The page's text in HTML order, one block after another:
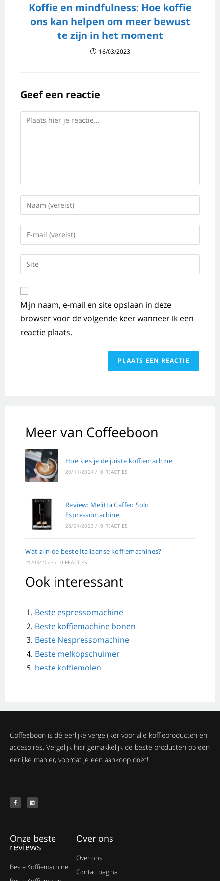
Koffie en mindfulness: Hoe koffie
ons kan helpen om meer bewust
te zijn in het moment
16/03/2023
Geef een reactie
Mijn naam, e-mail en site opslaan in deze
browser voor de volgende keer wanneer ik een
reactie plaats.
Meer van Coffeeboon
Hoe kies je de juiste koffiemachine
20/11/2024 / 0 REACTIES
Review: Melitta Caffeo Solo
Espressomachine
28/04/2023 / 0 REACTIES
Wat zijn de beste Italiaanse koffiemachines?
21/03/2023 / 0 REACTIES
Ook interessant
Beste espressomachine
Beste koffiemachine bonen
Beste Nespressomachine
Beste melkopschuimer
beste koffiemolen
Coffeeboon is dé eerlijke vergelijker voor alle koffieproducten en
accesoires. Vergelijk hier gemakkelijk de beste producten op een
eerlijke manier, voordat je een aankoop doet!
Onze beste
reviews
Beste Koffiemachine
Over ons
Over ons
Contactpagina